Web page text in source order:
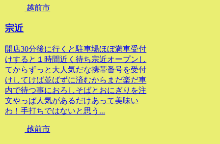
越前市
宗近
開店30分後に行くと駐車場ほぼ満車受付
けすると１時間近く待ち宗近オープンし
てからずっと大人気だな携帯番号を受付
けしてけば並ばずに済むからまだ楽だ車
内で待つ事におろしそばとおにぎりを注
文やっぱ人気があるだけあって美味い
わ！手打ちではないと思う...
越前市